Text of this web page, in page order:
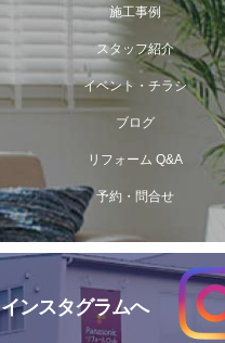
施工事例
スタッフ紹介
イベント・チラシ
ブログ
リフォーム Q&A
予約・問合せ
インスタグラムへ